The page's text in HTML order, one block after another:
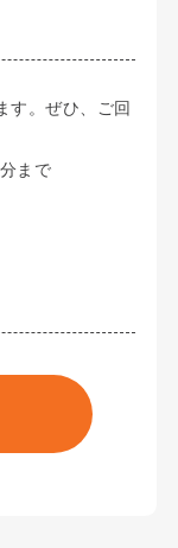
す。ぜひ、ご回
まで